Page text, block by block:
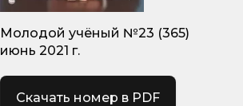
Молодой учёный №23 (365)
июнь 2021 г.
Скачать номер в PDF